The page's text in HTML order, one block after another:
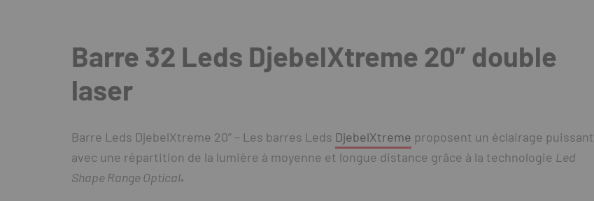
Barre 32 Leds DjebelXtreme 20” double
laser
Barre Leds DjebelXtreme 20” – Les barres Leds DjebelXtreme proposent un éclairage puissant
avec une répartition de la lumière à moyenne et longue distance grâce à la technologie Led
Shape Range Optical.